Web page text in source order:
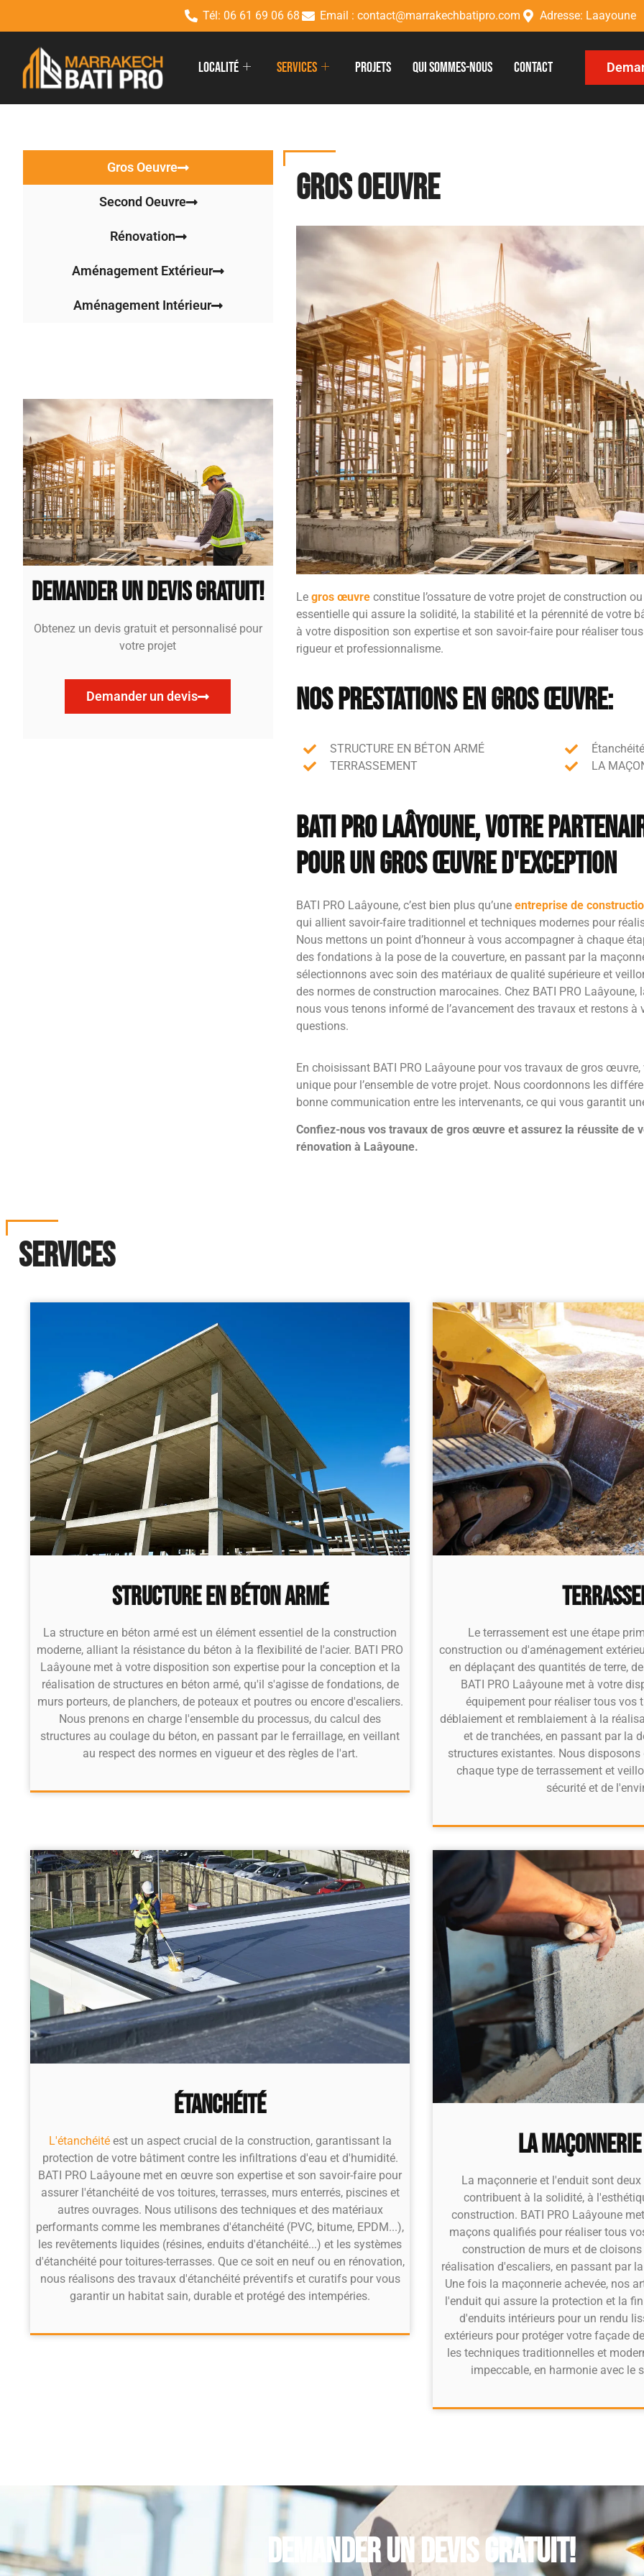
Tél: 06 61 69 06 68 Email : contact@marrakechbatipro.com Adresse: Laayoune
Localité Services Projets Qui sommes-nous Contact
Gros Oeuvre
Second Oeuvre
Rénovation
Aménagement Extérieur
Aménagement Intérieur
Demander un devis gratuit!
Obtenez un devis gratuit et personnalisé pour
votre projet
Demander un devis
Gros oeuvre
Le gros œuvreconstitue l’ossature de votre projet de construction
essentielle qui assure la solidité, la stabilité et la pérennité de votre
à votre disposition son expertise et son savoir-faire pour réaliser
rigueur et professionnalisme.
Nos prestations en gros œuvre:
STRUCTURE EN BÉTON ARMÉ
TERRASSEMENT
LA
BATI PRO Laâyoune, votre
pour un gros œuvre d'exception
BATI PRO Laâyoune, c’est bien plus qu’une entreprise de
qui allient savoir-faire traditionnel et techniques modernes pour
Nous mettons un point d’honneur à vous accompagner à chaque
des fondations à la pose de la couverture, en passant par la
sélectionnons avec soin des matériaux de qualité supérieure et
des normes de construction marocaines. Chez BATI PRO
nous vous tenons informé de l’avancement des travaux et restons à
questions.
En choisissant BATI PRO Laâyoune pour vos travaux de gros
unique pour l’ensemble de votre projet. Nous coordonnons les
bonne communication entre les intervenants, ce qui vous garantit
Confiez-nous vos travaux de gros œuvre et assurez la réussite de
rénovation à Laâyoune.
SERVICES
STRUCTURE EN BÉTON ARMÉ
La structure en béton armé est un élément essentiel de la construction
moderne, alliant la résistance du béton à la flexibilité de l'acier. BATI PRO
Laâyoune met à votre disposition son expertise pour la conception et la
réalisation de structures en béton armé, qu'il s'agisse de fondations, de
murs porteurs, de planchers, de poteaux et poutres ou encore d'escaliers.
Nous prenons en charge l'ensemble du processus, du calcul des
structures au coulage du béton, en passant par le ferraillage, en veillant
au respect des normes en vigueur et des règles de l'art.
Le terrassement est une étape
construction ou d'aménagement
en déplaçant des quantités de terre,
BATI PRO Laâyoune met à votre
équipement pour réaliser tous vos
déblaiement et remblaiement à la
et de tranchées, en passant par la
structures existantes. Nous
chaque type de terrassement et
sécurité et de
Étanchéité
L'étanchéitéest un aspect crucial de la construction, garantissant la
protection de votre bâtiment contre les infiltrations d'eau et d'humidité.
BATI PRO Laâyoune met en œuvre son expertise et son savoir-faire pour
assurer l'étanchéité de vos toitures, terrasses, murs enterrés, piscines et
autres ouvrages. Nous utilisons des techniques et des matériaux
performants comme les membranes d'étanchéité (PVC, bitume, EPDM...),
les revêtements liquides (résines, enduits d'étanchéité...) et les systèmes
d'étanchéité pour toitures-terrasses. Que ce soit en neuf ou en rénovation,
nous réalisons des travaux d'étanchéité préventifs et curatifs pour vous
garantir un habitat sain, durable et protégé des intempéries.
LA
La maçonnerie et l'enduit sont
contribuent à la solidité, à
construction. BATI PRO Laâyoune
maçons qualifiés pour réaliser tous
construction de murs et de
réalisation d'escaliers, en passant par
Une fois la maçonnerie achevée, nos
l'enduit qui assure la protection et la
d'enduits intérieurs pour un rendu
extérieurs pour protéger votre façade
les techniques traditionnelles et
impeccable, en harmonie avec le
Demander un devis gratuit!